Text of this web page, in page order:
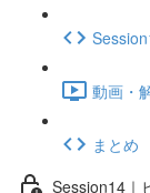
動画・
まとめ
Session14｜